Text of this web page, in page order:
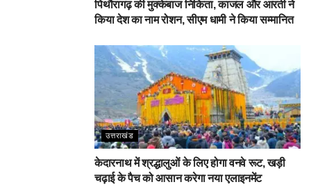
पिथौरागढ़ की मुक्केबाज निकिता, काजल और आरती ने
किया देश का नाम रोशन, सीएम धामी ने किया सम्मानित
उत्तराखंड
केदारनाथ में श्रद्धालुओं के लिए होगा वनवे रूट, खड़ी
चढ़ाई के पैच को आसान करेगा नया एलाइनमेंट